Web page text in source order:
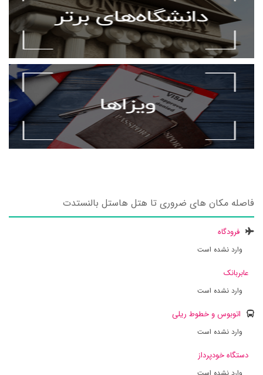
فاصله مکان های ضروری تا هتل هاستل بالنستدت
فرودگاه
وارد نشده است
عابربانک
وارد نشده است
اتوبوس و خطوط ریلی
وارد نشده است
دستگاه خودپرداز